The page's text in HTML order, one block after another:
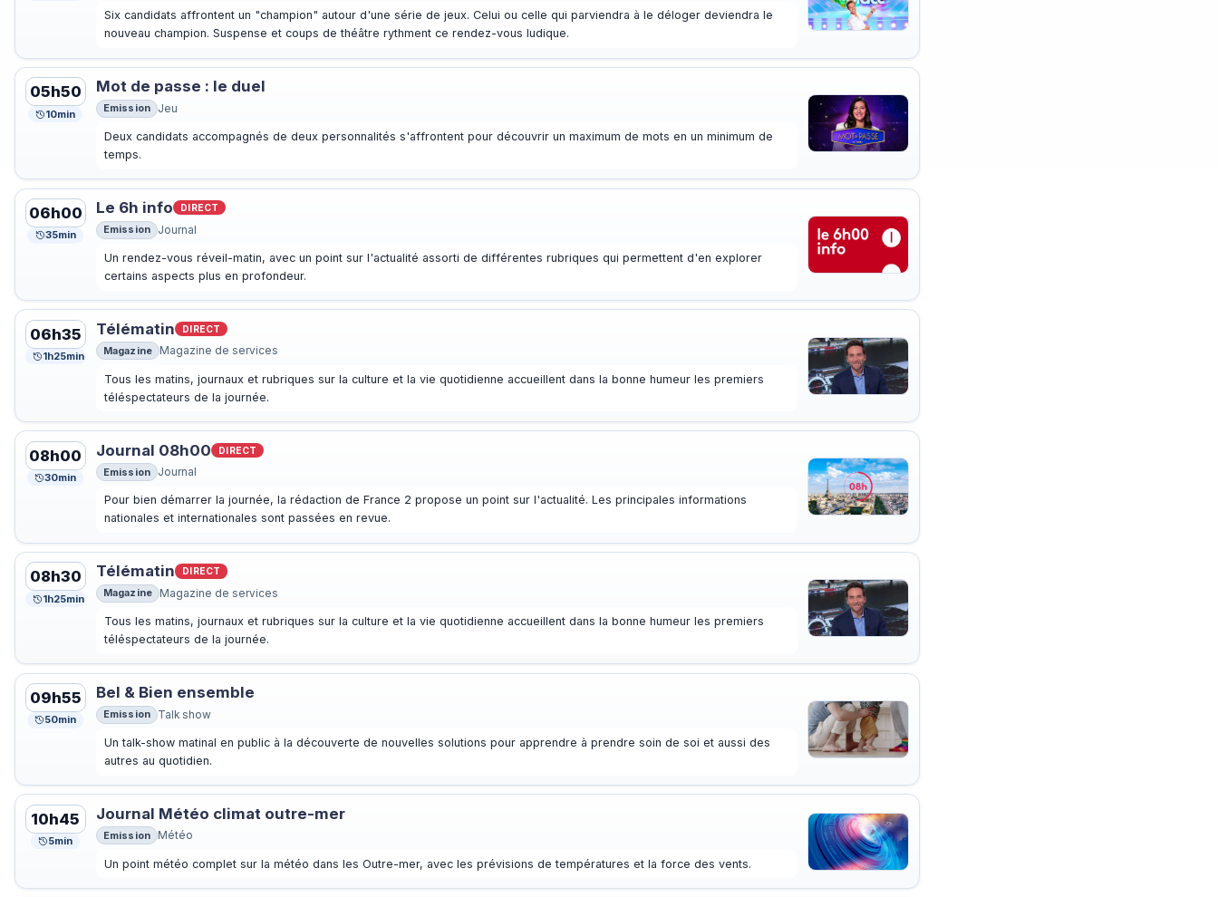
Six candidats affrontent un "champion" autour d'une série de jeux. Celui ou celle qui parviendra à le déloger deviendra le
nouveau champion. Suspense et coups de théâtre rythment ce rendez-vous ludique.
05h50
10min
Mot de passe : le duel
Emission Jeu
Deux candidats accompagnés de deux personnalités s'affrontent pour découvrir un maximum de mots en un minimum de
temps.
06h00
35min
Le 6h info DIRECT
Emission Journal
Un rendez-vous réveil-matin, avec un point sur l'actualité assorti de différentes rubriques qui permettent d'en explorer
certains aspects plus en profondeur.
06h35
1h25min
Télématin DIRECT
Magazine Magazine de services
Tous les matins, journaux et rubriques sur la culture et la vie quotidienne accueillent dans la bonne humeur les premiers
téléspectateurs de la journée.
08h00
30min
Journal 08h00 DIRECT
Emission Journal
Pour bien démarrer la journée, la rédaction de France 2 propose un point sur l'actualité. Les principales informations
nationales et internationales sont passées en revue.
08h30
1h25min
Télématin DIRECT
Magazine Magazine de services
Tous les matins, journaux et rubriques sur la culture et la vie quotidienne accueillent dans la bonne humeur les premiers
téléspectateurs de la journée.
09h55
50min
Bel & Bien ensemble
Emission Talk show
Un talk-show matinal en public à la découverte de nouvelles solutions pour apprendre à prendre soin de soi et aussi des
autres au quotidien.
10h45
5min
Journal Météo climat outre-mer
Emission Météo
Un point météo complet sur la météo dans les Outre-mer, avec les prévisions de températures et la force des vents.